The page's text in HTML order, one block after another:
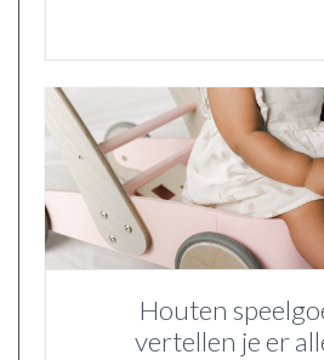
Houten
vertellen je er